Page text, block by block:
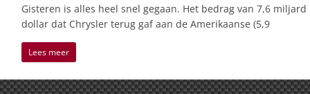
Gisteren is alles heel snel gegaan. Het bedrag van 7,6 miljard
dollar dat Chrysler terug gaf aan de Amerikaanse (5,9
Lees meer